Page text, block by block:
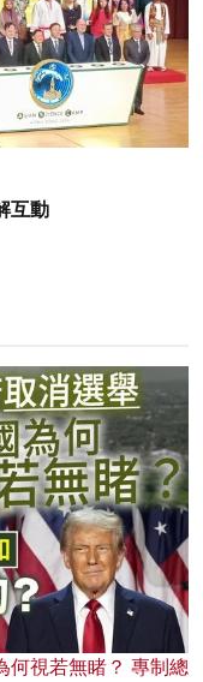
互動
何視若無睹？ 專制總